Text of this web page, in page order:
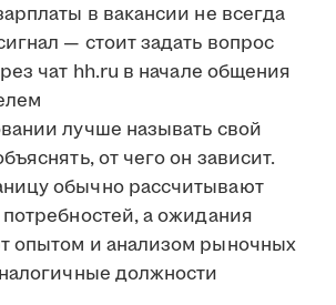
в вакансии не всегда
— стоит задать вопрос
чат hh.ru в начале общения
лучше называть свой
от чего он зависит.
обычно рассчитывают
а ожидания
опытом и анализом рыночных
должности